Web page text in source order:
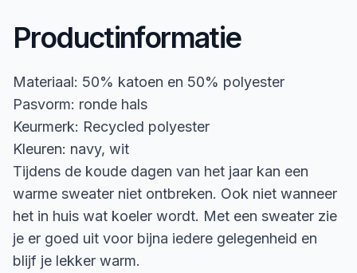
Productinformatie
Materiaal: 50% katoen en 50% polyester
Pasvorm: ronde hals
Keurmerk: Recycled polyester
Kleuren: navy, wit
Tijdens de koude dagen van het jaar kan een
warme sweater niet ontbreken. Ook niet wanneer
het in huis wat koeler wordt. Met een sweater zie
je er goed uit voor bijna iedere gelegenheid en
blijf je lekker warm.